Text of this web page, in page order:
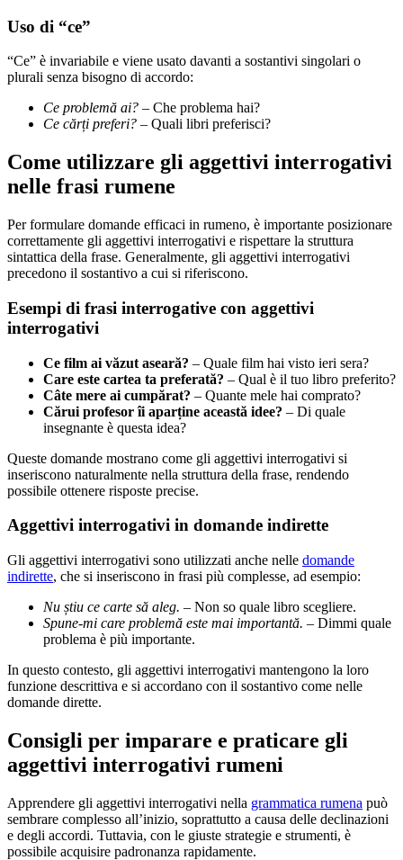
Uso di “ce”
“Ce” è invariabile e viene usato davanti a sostantivi singolari o
plurali senza bisogno di accordo:
Ce problemă ai? – Che problema hai?
Ce cărți preferi? – Quali libri preferisci?
Come utilizzare gli aggettivi interrogativi
nelle frasi rumene
Per formulare domande efficaci in rumeno, è importante posizionare
correttamente gli aggettivi interrogativi e rispettare la struttura
sintattica della frase. Generalmente, gli aggettivi interrogativi
precedono il sostantivo a cui si riferiscono.
Esempi di frasi interrogative con aggettivi
interrogativi
Ce film ai văzut aseară? – Quale film hai visto ieri sera?
Care este cartea ta preferată? – Qual è il tuo libro preferito?
Câte mere ai cumpărat? – Quante mele hai comprato?
Cărui profesor îi aparține această idee? – Di quale
insegnante è questa idea?
Queste domande mostrano come gli aggettivi interrogativi si
inseriscono naturalmente nella struttura della frase, rendendo
possibile ottenere risposte precise.
Aggettivi interrogativi in domande indirette
Gli aggettivi interrogativi sono utilizzati anche nelle domande
indirette, che si inseriscono in frasi più complesse, ad esempio:
Nu știu ce carte să aleg. – Non so quale libro scegliere.
Spune-mi care problemă este mai importantă. – Dimmi quale
problema è più importante.
In questo contesto, gli aggettivi interrogativi mantengono la loro
funzione descrittiva e si accordano con il sostantivo come nelle
domande dirette.
Consigli per imparare e praticare gli
aggettivi interrogativi rumeni
Apprendere gli aggettivi interrogativi nella grammatica rumena può
sembrare complesso all’inizio, soprattutto a causa delle declinazioni
e degli accordi. Tuttavia, con le giuste strategie e strumenti, è
possibile acquisire padronanza rapidamente.